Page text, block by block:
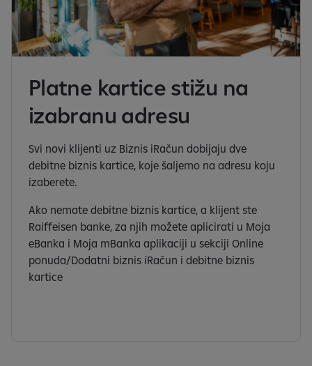
Platne kartice stižu na
izabranu adresu
Svi novi klijenti uz Biznis iRačun dobijaju dve
debitne biznis kartice, koje šaljemo na adresu koju
izaberete.
Ako nemate debitne biznis kartice, a klijent ste
Raiffeisen banke, za njih možete aplicirati u Moja
eBanka i Moja mBanka aplikaciji u sekciji Online
ponuda/Dodatni biznis iRačun i debitne biznis
kartice